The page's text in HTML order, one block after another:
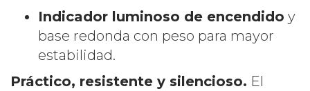
Indicador luminoso de encendido y
base redonda con peso para mayor
estabilidad.
Práctico, resistente y silencioso. El